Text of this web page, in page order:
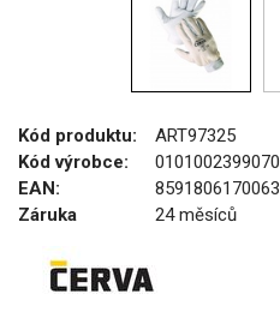
Kód produktu:
ART97325
Kód výrobce:
0101002399070
EAN:
8591806170063
Záruka
24 měsíců